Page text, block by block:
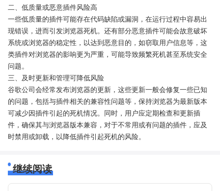
二、低质量或恶意插件风险高
一些低质量的插件可能存在代码缺陷或漏洞，在运行过程中容易出
现错误，进而引发浏览器死机。还有部分恶意插件可能会故意破坏
系统或浏览器的稳定性，以达到恶意目的，如窃取用户信息等，这
类插件对浏览器的影响更为严重，可能导致频繁死机甚至系统安全
问题。
三、及时更新和管理可降低风险
谷歌公司会经常发布浏览器的更新，这些更新一般会修复一些已知
的问题，包括与插件相关的兼容性问题等，保持浏览器为最新版本
可减少因插件引起的死机情况。同时，用户应定期检查和更新插
件，确保其与浏览器版本兼容，对于不常用或有问题的插件，应及
时禁用或卸载，以降低插件引起死机的风险。
继续阅读